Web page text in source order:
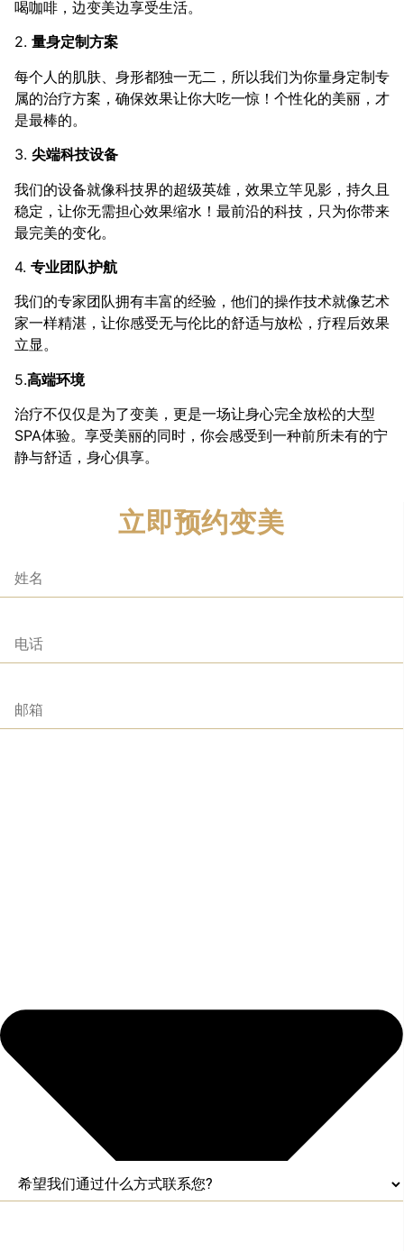
喝咖啡，边变美边享受生活。
2. 量身定制方案
每个人的肌肤、身形都独一无二，所以我们为你量身定制专
属的治疗方案，确保效果让你大吃一惊！个性化的美丽，才
是最棒的。
3. 尖端科技设备
我们的设备就像科技界的超级英雄，效果立竿见影，持久且
稳定，让你无需担心效果缩水！最前沿的科技，只为你带来
最完美的变化。
4. 专业团队护航
我们的专家团队拥有丰富的经验，他们的操作技术就像艺术
家一样精湛，让你感受无与伦比的舒适与放松，疗程后效果
立显。
5.高端环境
治疗不仅仅是为了变美，更是一场让身心完全放松的大型
SPA体验。享受美丽的同时，你会感受到一种前所未有的宁
静与舒适，身心俱享。
立即预约变美